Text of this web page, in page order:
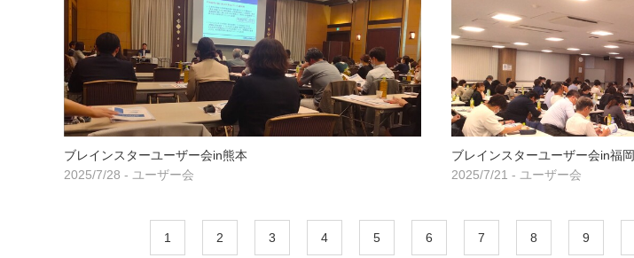
ブレインスターユーザー会in熊本
2025/7/28 - ユーザー会
ブレインスターユーザー会in福岡
2025/7/21 - ユーザー会
1 2 3 4 5 6 7 8 9